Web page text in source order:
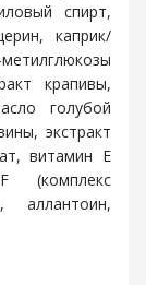
спирт,
каприк/
крапивы,
голубой
экстракт
витамин Е
(комплекс
аллантоин,